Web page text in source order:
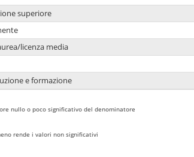
superiore
licenza media
e formazione
nullo o poco significativo del denominatore
rende i valori non significativi